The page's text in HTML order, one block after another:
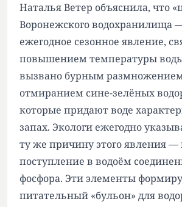
Наталья Ветер объяснила, что
Воронежского водохранилища
ежегодное сезонное явление,
повышением температуры
вызвано бурным
отмиранием сине-зелёных
которые придают воде
запах. Экологи ежегодно
ту же причину этого явления —
поступление в водоём
фосфора. Эти элементы
питательный «бульон» для